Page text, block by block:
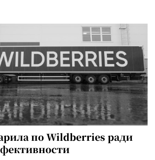
по Wildberries ради